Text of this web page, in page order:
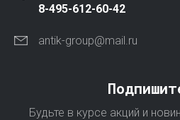
8-495-612-60-42
antik-group@mail.ru
Будьте в курсе акций и